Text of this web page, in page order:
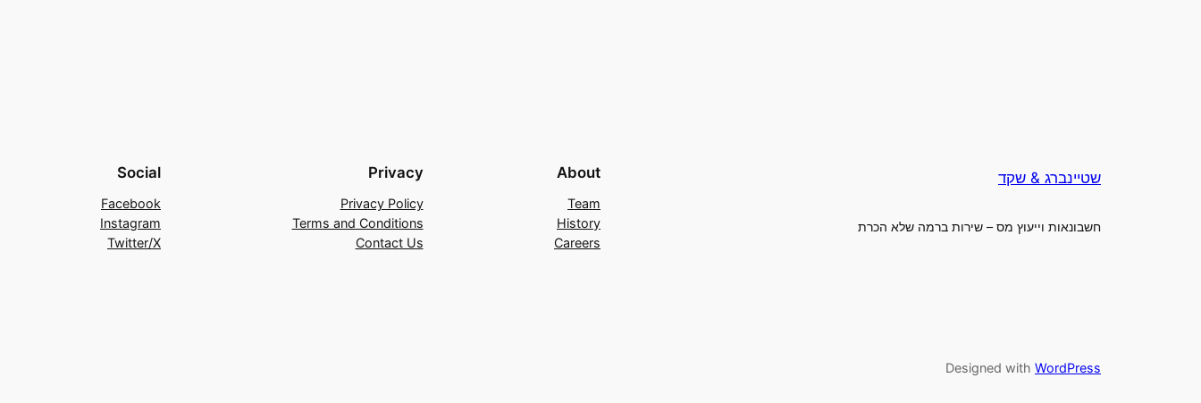
שטיינברג & שקד
חשבונאות וייעוץ מס – שירות ברמה שלא הכרת
About
Team
History
Careers
Privacy
Privacy Policy
Terms and Conditions
Contact Us
Social
Facebook
Instagram
Twitter/X
Designed with WordPress